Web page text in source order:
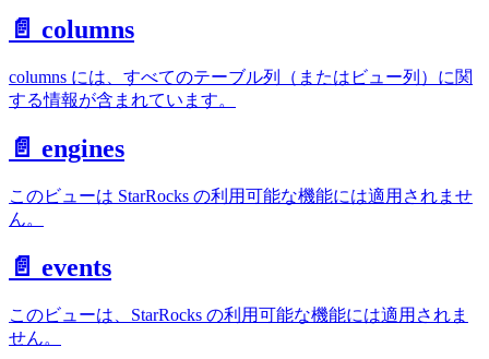
📄️ columns
columns には、すべてのテーブル列（またはビュー列）に関
する情報が含まれています。
📄️ engines
このビューは StarRocks の利用可能な機能には適用されませ
ん。
📄️ events
このビューは、StarRocks の利用可能な機能には適用されま
せん。